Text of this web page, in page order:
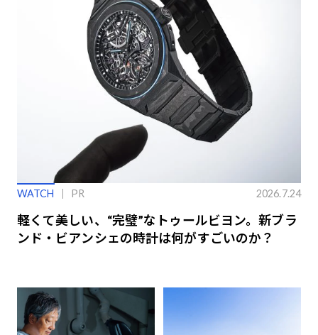
WATCH PR 2026.7.24
軽くて美しい、“完璧”なトゥールビヨン。新ブラ
ンド・ビアンシェの時計は何がすごいのか？